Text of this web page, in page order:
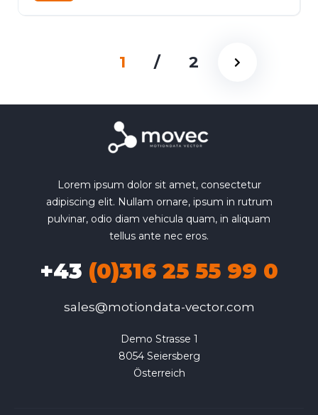
1 / 2
Lorem ipsum dolor sit amet, consectetur
adipiscing elit. Nullam ornare, ipsum in rutrum
pulvinar, odio diam vehicula quam, in aliquam
tellus ante nec eros.
+43 (0)316 25 55 99 0
sales@motiondata-vector.com
Demo Strasse 1
8054 Seiersberg
Österreich